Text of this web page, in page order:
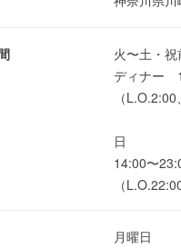
火〜土・
ディナー
（
日
14:00〜
（
月曜日